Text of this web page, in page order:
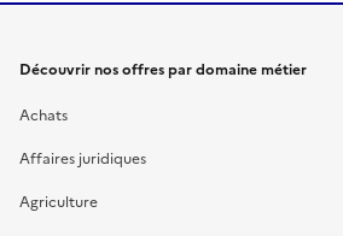
Découvrir nos offres par domaine métier
Achats
Affaires juridiques
Agriculture